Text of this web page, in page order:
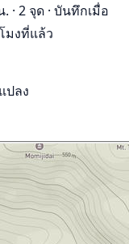
. · 2 จุด · บันทึกเมื่อ
มงที่แล้ว
ปลง